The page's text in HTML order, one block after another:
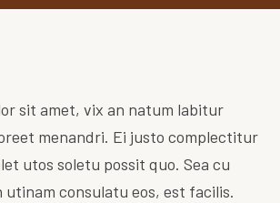
sit amet, vix an natum labitur
menandri. Ei justo complectitur
utos soletu possit quo. Sea cu
utinam consulatu eos, est facilis.